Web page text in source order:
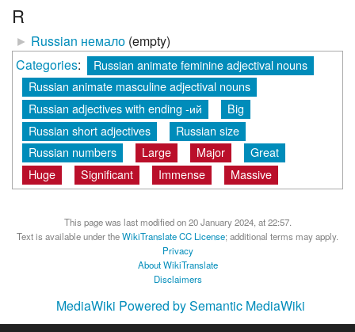
R
► Russian немало (empty)
Categories:
Russian animate feminine adjectival nouns
Russian animate masculine adjectival nouns
Russian adjectives with ending -ий
Big
Russian short adjectives
Russian size
Russian numbers
Large Major
Great
Huge
Significant Immense Massive
This page was last modified on 20 January 2024, at 22:57.
Text is available under theWikiTranslate CC License; additional terms may apply.
Privacy
About WikiTranslate
Disclaimers
MediaWiki Powered by Semantic MediaWiki